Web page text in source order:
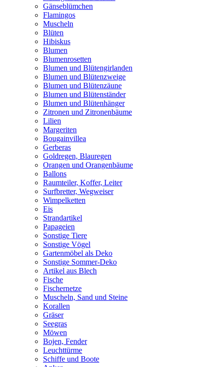
Gänseblümchen
Flamingos
Muscheln
Blüten
Hibiskus
Blumen
Blumenrosetten
Blumen und Blütengirlanden
Blumen und Blütenzweige
Blumen und Blütenzäune
Blumen und Blütenständer
Blumen und Blütenhänger
Zitronen und Zitronenbäume
Lilien
Margeriten
Bougainvillea
Gerberas
Goldregen, Blauregen
Orangen und Orangenbäume
Ballons
Raumteiler, Koffer, Leiter
Surfbretter, Wegweiser
Wimpelketten
Eis
Strandartikel
Papageien
Sonstige Tiere
Sonstige Vögel
Gartenmöbel als Deko
Sonstige Sommer-Deko
Artikel aus Blech
Fische
Fischernetze
Muscheln, Sand und Steine
Korallen
Gräser
Seegras
Möwen
Bojen, Fender
Leuchttürme
Schiffe und Boote